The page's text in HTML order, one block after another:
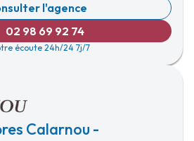
l'agence
02 98 69 92 74
écoute 24h/24 7j/7
Calarnou -